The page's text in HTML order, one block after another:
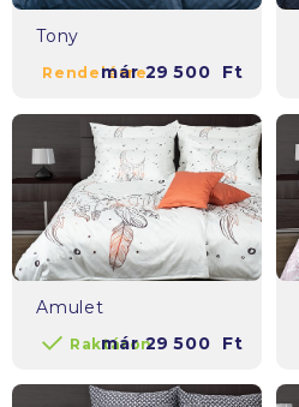
Tony
Rendelésre
már29 500 Ft
Amulet
Raktáron
már29 500 Ft